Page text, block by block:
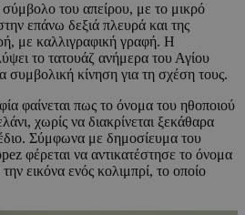
του απείρου, με το μικρό
επάνω δεξιά πλευρά και της
με καλλιγραφική γραφή. Η
το τατουάζ ανήμερα του Αγίου
συμβολική κίνηση για τη σχέση τους.
φαίνεται πως το όνομα του ηθοποιού
χωρίς να διακρίνεται ξεκάθαρα
Σύμφωνα με δημοσίευμα του
φέρεται να αντικατέστησε το όνομα
εικόνα ενός κολιμπρί, το οποίο